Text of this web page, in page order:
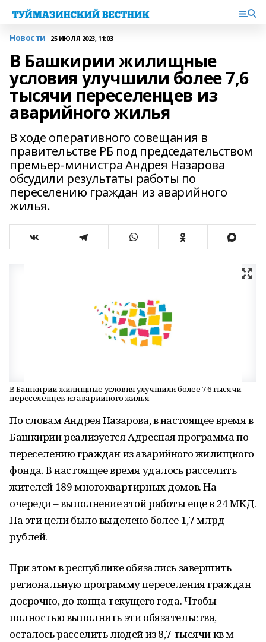
Новости 25 ИЮЛЯ 2023, 11:03
В Башкирии жилищные
условия улучшили более 7,6
тысячи переселенцев из
аварийного жилья
В ходе оперативного совещания в
правительстве РБ под председательством
премьер-министра Андрея Назарова
обсудили результаты работы по
переселению граждан из аварийного
жилья.
В Башкирии жилищные условия улучшили более 7,6 тысячи
переселенцев из аварийного жилья
По словам Андрея Назарова, в настоящее время в
Башкирии реализуется Адресная программа по
переселению граждан из аварийного жилищного
фонда. В настоящее время удалось расселить
жителей 189 многоквартирных домов. На
очереди – выполнение этой работы еще в 24 МКД.
На эти цели было выделено более 1,7 млрд
рублей.
При этом в республике обязались завершить
региональную программу переселения граждан
досрочно, до конца текущего года. Чтобы
полностью выполнить эти обязательства,
осталось расселить людей из 8,7 тысячи кв м